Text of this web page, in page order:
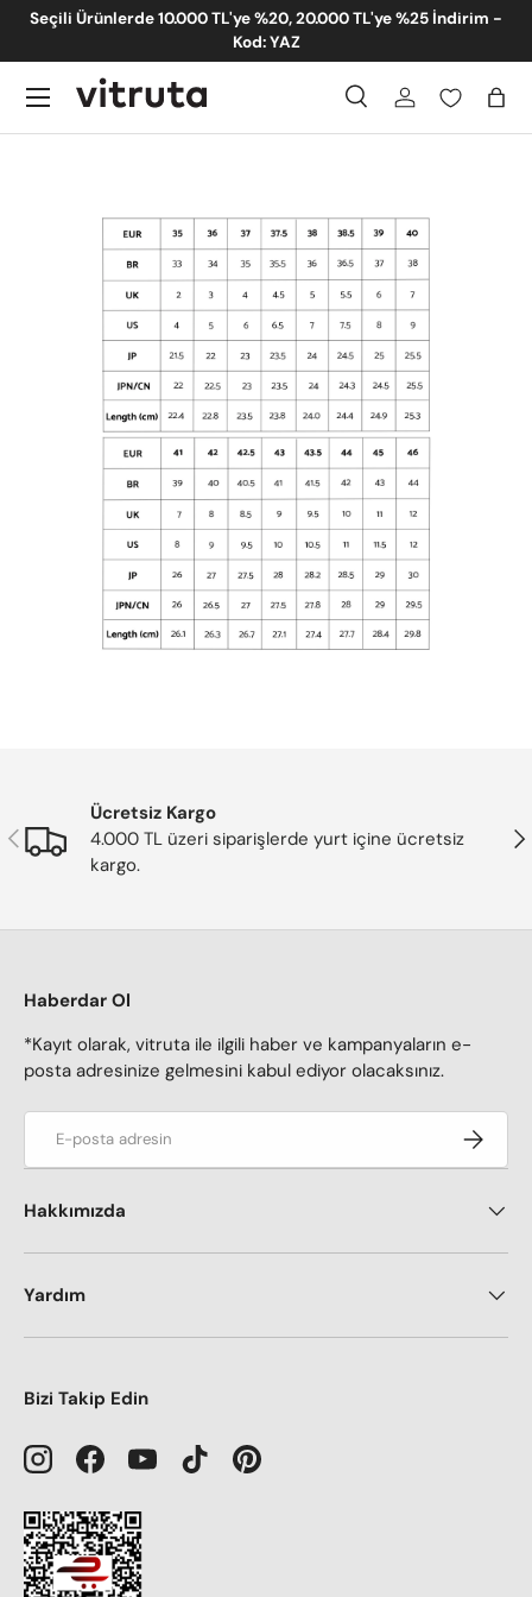
10.000 TL'ye %20, 20.000 TL'ye %25 İndirim -
Summer Sale
Ara
Ara Giriş
Menü
Önceki
Ücretsiz Kargo
4.000 TL üzeri siparişlerde yurt içine ücretsiz
kargo.
Haberdar Ol
*Kayıt olarak, vitruta ile ilgili haber ve kampanyaların e-
posta adresinize gelmesini kabul ediyor olacaksınız.
Kaydol
Hakkımızda
Yardım
Bizi Takip Edin
InstagramFacebookYouTubeTikTokPinterest